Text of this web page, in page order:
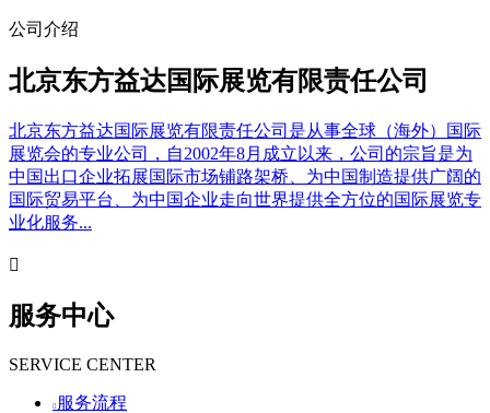
公司介绍
北京东方益达国际展览有限责任公司
北京东方益达国际展览有限责任公司是从事全球（海外）国际
展览会的专业公司，自2002年8月成立以来，公司的宗旨是为
中国出口企业拓展国际市场铺路架桥、为中国制造提供广阔的
国际贸易平台、为中国企业走向世界提供全方位的国际展览专
业化服务...

服务中心
SERVICE CENTER
 服务流程